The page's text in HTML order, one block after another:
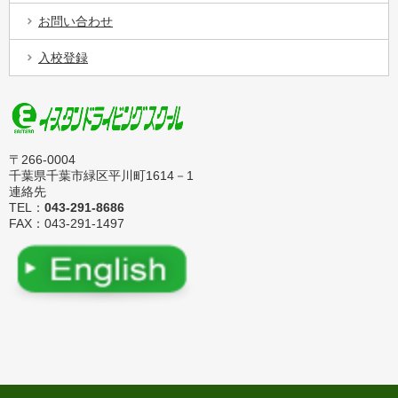
お問い合わせ
入校登録
〒266-0004
千葉県千葉市緑区平川町1614－1
連絡先
TEL： 043-291-8686
FAX：043-291-1497